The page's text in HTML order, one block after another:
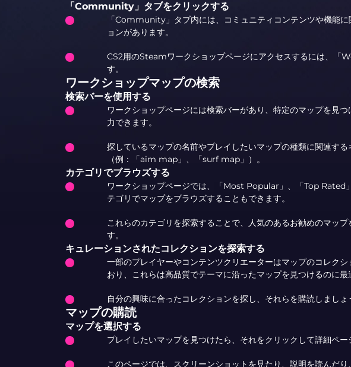
「Community」タブをクリックする
「Community」タブ内には、コミュニティコンテンツや機能
ョンがあります。
CS2用のSteamワークショップページにアクセスするには、「
す。
ワークショップマップの検索
検索バーを使用する
ワークショップページには検索バーがあり、特定のマップを見
力できます。
探しているマップの名前やプレイしたいマップの種類に関連す
（例：「aim map」、「surf map」）。
カテゴリでブラウズする
ワークショップページでは、「Most Popular」、「Top Rated
テゴリでマップをブラウズすることもできます。
これらのカテゴリを探索することで、人気のあるお勧めのマップ
す。
キュレーションされたコレクションを探索する
一部のプレイヤーやコンテンツクリエーターはマップのコレク
おり、これらは高品質でテーマに沿ったマップを見つけるのに最
自分の興味に合ったコレクションを探し、それらを購読しましょ
マップの購読
マップを選択する
プレイしたいマップを見つけたら、それをクリックして詳細ペー
このページでは、スクリーンショットを見たり、説明を読んだ